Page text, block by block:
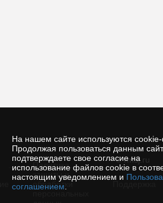
На нашем сайте используются
Продолжая пользоваться данным
подтверждаете свое согласие на
использование файлов cookie в
настоящим уведомлением и
соглашением
© rmsj.ru
Политика
защиты и
обработки